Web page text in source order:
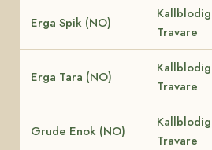
Erga Spik (NO)
Kallblodig
Travare
Erga Tara (NO)
Kallblodig
Travare
Grude Enok (NO)
Kallblodig
Travare